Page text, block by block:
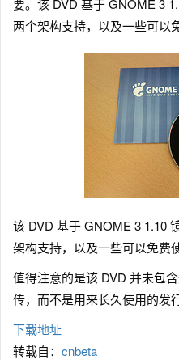
要。该 DVD 基于 GNOME 3
两个架构支持，以及一些可以
该 DVD 基于 GNOME 3 1.10
架构支持，以及一些可以免费
值得注意的是该 DVD 并未包
传，而不是用来长久使用的发
下载地址
转载自： cnbeta